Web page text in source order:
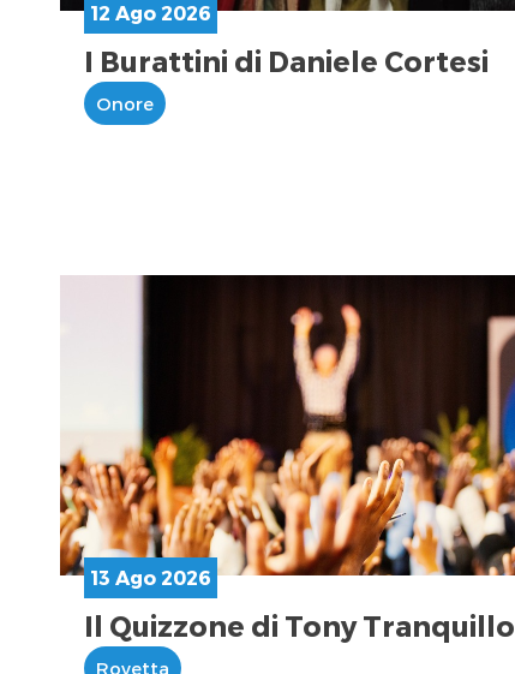
12 Ago 2026
I Burattini di Daniele Cortesi
Onore
13 Ago 2026
Il Quizzone di Tony Tranquillo
Rovetta